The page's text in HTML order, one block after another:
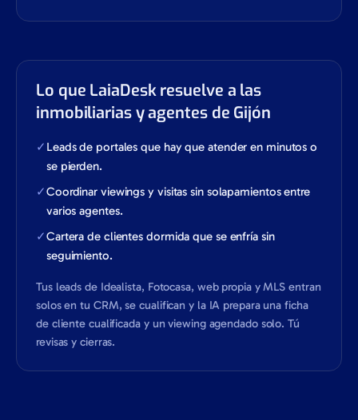
Lo que LaiaDesk resuelve a las
inmobiliarias y agentes de Gijón
✓ Leads de portales que hay que atender en minutos o
se pierden.
✓Coordinar viewings y visitas sin solapamientos entre
varios agentes.
✓Cartera de clientes dormida que se enfría sin
seguimiento.
Tus leads de Idealista, Fotocasa, web propia y MLS entran
solos en tu CRM, se cualifican y la IA prepara una ficha
de cliente cualificada y un viewing agendado solo. Tú
revisas y cierras.